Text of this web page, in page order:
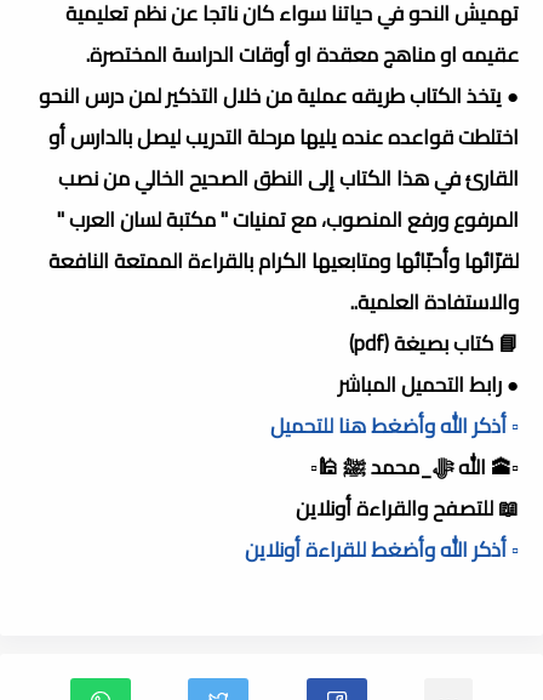
تهميش النحو في حياتنا سواء كان ناتجا عن نظم تعليمية
عقيمه او مناهج معقدة او أوقات الدراسة المختصرة.
● يتخذ الكتاب طريقه عملية من خلال التذكير لمن درس النحو
اختلطت قواعده عنده يليها مرحلة التدريب ليصل بالدارس أو
القارئ في هذا الكتاب إلى النطق الصحيح الخالي من نصب
المرفوع ورفع المنصوب، مع تمنيات " مكتبة لسان العرب "
لقرّائها وأحبّائها ومتابعيها الكرام بالقراءة الممتعة النافعة
والاستفادة العلمية..
📘 كتاب بصيغة (pdf)
● رابط التحميل المباشر
▫️ أذكر الله وأضغط هنا للتحميل
▫️🕋 الله ﷻ_محمد ﷺ 🕌▫️
📖 للتصفح والقراءة أونلاين
▫️ أذكر الله وأضغط للقراءة أونلاين